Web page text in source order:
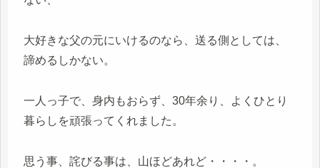
大好きな父の元にいけるのなら、送る側としては、
諦めるしかない。
一人っ子で、身内もおらず、30年余り、よくひとり
暮らしを頑張ってくれました。
思う事、詫びる事は、山ほどあれど・・・・。